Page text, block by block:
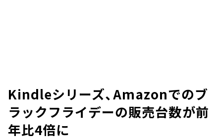
Kindleシリーズ、Amazonでのブ
ラックフライデーの販売台数が前
年比4倍に